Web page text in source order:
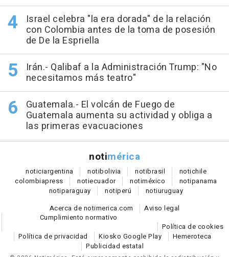
Israel celebra "la era dorada" de la relación
con Colombia antes de la toma de posesión
de De la Espriella
Irán.- Qalibaf a la Administración Trump: "No
necesitamos más teatro"
Guatemala.- El volcán de Fuego de
Guatemala aumenta su actividad y obliga a
las primeras evacuaciones
notimérica
noticiargentina notibolivia notibrasil notichile
colombiapress notiecuador notiméxico notipanama
notiparaguay notiperú notiuruguay
Acerca de notimerica.com
Aviso legal
Cumplimiento normativo
Política de cookies
Política de privacidad
Kiosko Google Play
Hemeroteca
Publicidad estatal